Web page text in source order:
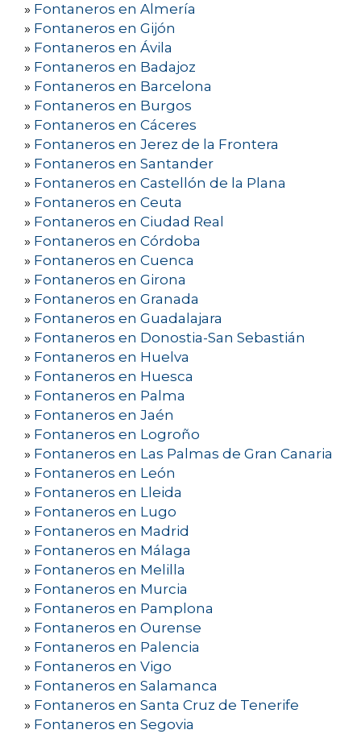
» Fontaneros en Almería
» Fontaneros en Gijón
» Fontaneros en Ávila
» Fontaneros en Badajoz
» Fontaneros en Barcelona
» Fontaneros en Burgos
» Fontaneros en Cáceres
» Fontaneros en Jerez de la Frontera
» Fontaneros en Santander
» Fontaneros en Castellón de la Plana
» Fontaneros en Ceuta
» Fontaneros en Ciudad Real
» Fontaneros en Córdoba
» Fontaneros en Cuenca
» Fontaneros en Girona
» Fontaneros en Granada
» Fontaneros en Guadalajara
» Fontaneros en Donostia-San Sebastián
» Fontaneros en Huelva
» Fontaneros en Huesca
» Fontaneros en Palma
» Fontaneros en Jaén
» Fontaneros en Logroño
» Fontaneros en Las Palmas de Gran Canaria
» Fontaneros en León
» Fontaneros en Lleida
» Fontaneros en Lugo
» Fontaneros en Madrid
» Fontaneros en Málaga
» Fontaneros en Melilla
» Fontaneros en Murcia
» Fontaneros en Pamplona
» Fontaneros en Ourense
» Fontaneros en Palencia
» Fontaneros en Vigo
» Fontaneros en Salamanca
» Fontaneros en Santa Cruz de Tenerife
» Fontaneros en Segovia